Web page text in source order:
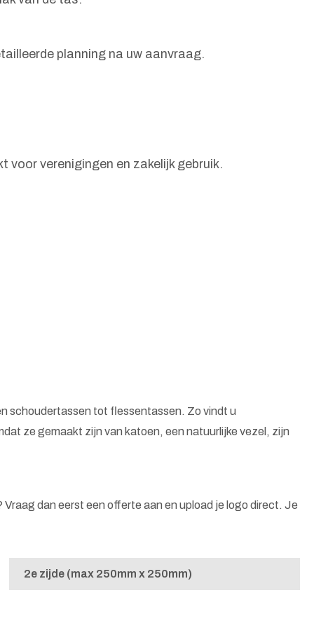
planning na uw aanvraag.
verenigingen en zakelijk gebruik.
schoudertassen tot flessentassen. Zo vindt u
ze gemaakt zijn van katoen, een natuurlijke vezel, zijn
dan eerst een offerte aan en upload je logo direct. Je
2e zijde (max 250mm x 250mm)